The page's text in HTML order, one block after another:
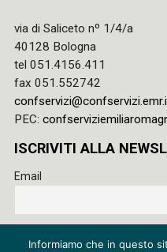
via di Saliceto nº 1/4/a
40128 Bologna
tel 051.4156.411
fax 051.552742
PEC:
ISCRIVITI ALLA
Email
al trattamento dei miei dati
Informiamo che in questo